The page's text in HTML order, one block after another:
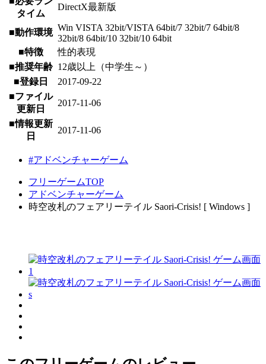
タイム
DirectX最新版
■動作環境 Win VISTA 32bit/VISTA 64bit/7 32bit/7 64bit/8
32bit/8 64bit/10 32bit/10 64bit
■特徴
性的表現
■推奨年齢 12歳以上（中学生～）
■登録日
2017-09-22
■ファイル
更新日
2017-11-06
■情報更新
日
2017-11-06
#アドベンチャーゲーム
フリーゲームTOP
アドベンチャーゲーム
時空改札のフェアリーテイル Saori-Crisis! [ Windows ]